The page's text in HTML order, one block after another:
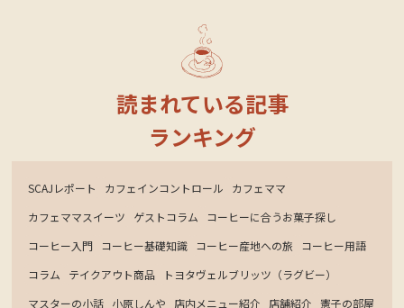
読まれている記事
ランキング
SCAJレポート カフェインコントロール
カフェママ
カフェママスイーツ
ゲストコラム
コーヒーに合うお菓子探し
コーヒー入門 コーヒー基礎知識 コーヒー産地への旅
コーヒー用語
コラム
テイクアウト商品
トヨタヴェルブリッツ（ラグビー）
マスターの小話 小原しんや 店内メニュー紹介 店舗紹介 憲子の部屋